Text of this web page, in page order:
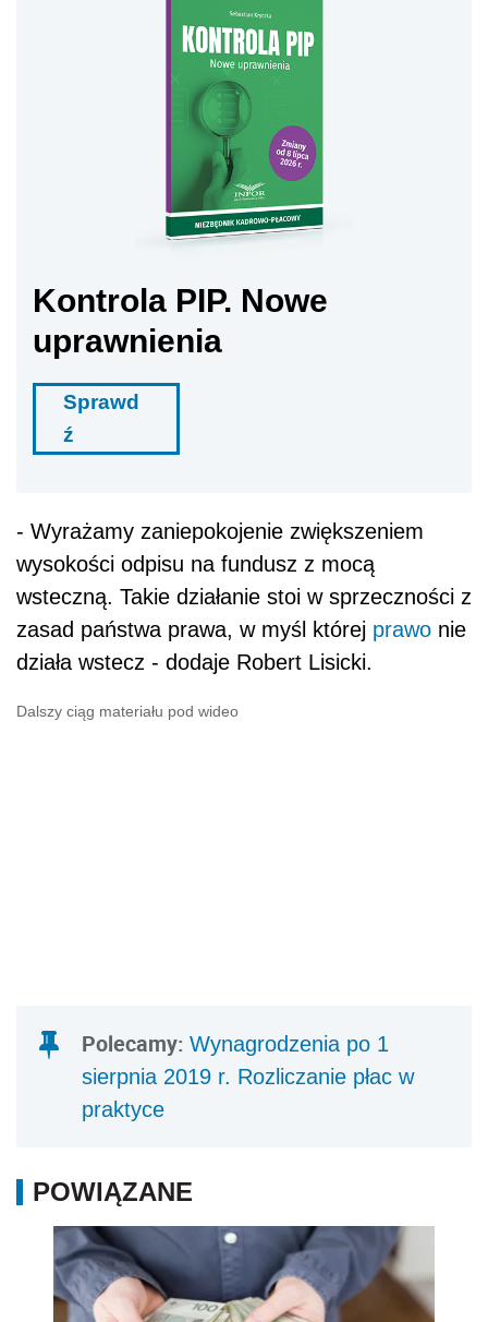
Kontrola PIP. Nowe
uprawnienia
Sprawd
ź
- Wyrażamy zaniepokojenie zwiększeniem
wysokości odpisu na fundusz z mocą
wsteczną. Takie działanie stoi w sprzeczności z
zasad państwa prawa, w myśl której prawo nie
działa wstecz - dodaje Robert Lisicki.
Dalszy ciąg materiału pod wideo
Polecamy: Wynagrodzenia po 1
sierpnia 2019 r. Rozliczanie płac w
praktyce
POWIĄZANE